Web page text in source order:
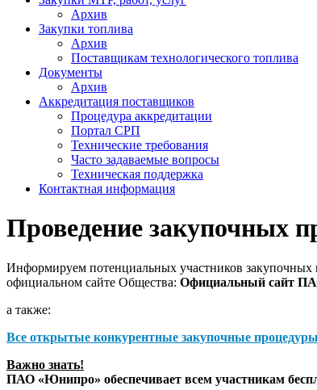
Архив
Закупки топлива
Архив
Поставщикам технологического топлива
Документы
Архив
Аккредитация поставщиков
Процедура аккредитации
Портал СРП
Технические требования
Часто задаваемые вопросы
Техническая поддержка
Контактная информация
Проведение закупочных
Информируем потенциальных участников
официальном сайте Общества: Официальный сайт
а также:
Все открытые конкурентные закупочные
Важно знать!
ПАО «Юнипро» обеспечивает всем участникам